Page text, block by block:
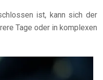
ist, kann sich der
Tage oder in komplexen